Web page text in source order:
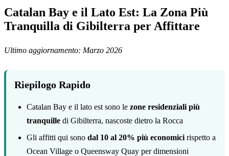
Catalan Bay e il Lato Est: La Zona Più
Tranquilla di Gibilterra per Affittare
Ultimo aggiornamento: Marzo 2026
Riepilogo Rapido
Catalan Bay e il lato est sono le zone residenziali più
tranquille di Gibilterra, nascoste dietro la Rocca
Gli affitti qui sono dal 10 al 20% più economici rispetto a
Ocean Village o Queensway Quay per dimensioni